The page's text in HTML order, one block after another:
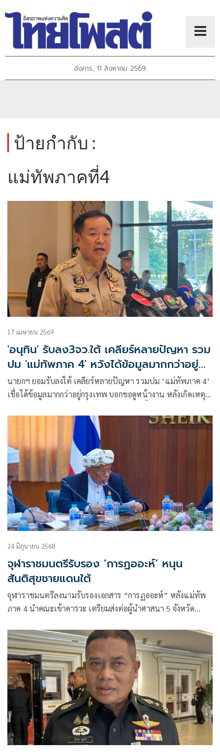
อังคาร, 11 สิงหาคม 2569
ป้ายกำกับ :
แม่ทัพภาคที่4
17 เมษายน 2569
'อนุทิน' รับลง3จว.ใต้ เคลียร์​หลายปัญหา รวม
ปม 'แม่ทัพภาค 4' หวังได้ข้อมูลมากกว่าอยู่ก
ทม.
นายกฯ ยอมรับลงใต้ เคลียร์​หลายปัญหา รวมปม ‘แม่ทัพภาค 4’
เชื่อได้ข้อมูลมากกว่าอยู่กรุงเทพ​​ บอกขอดูหน้างาน หลังเกิดเหตุ
ประมาณ ให้เกิดความสะดวก-ความเจริญ​เป็นสำคัญ
24 มิถุนายน 2568
จุฬาราชมนตรีรับรอง ‘การฏออะห์’ หนุน
สันติสุขชายแดนใต้
จุฬาราชมนตรีลงนามรับรองเอกสาร “การฏออะห์” หลังแม่ทัพ
ภาค 4 นำคณะเข้าคารวะ เตรียมส่งต่อผู้นำศาสนา 5 จังหวัด